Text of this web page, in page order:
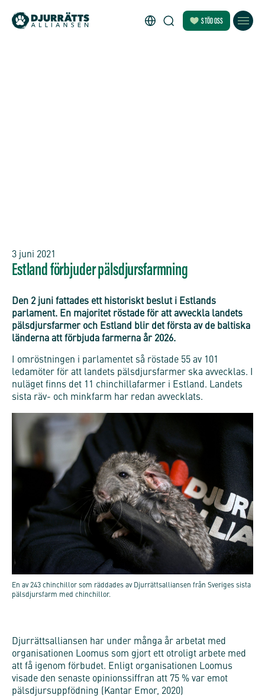
STÖD OSS
3 juni 2021
Estland förbjuder pälsdjursfarmning
Den 2 juni fattades ett historiskt beslut i Estlands
parlament. En majoritet röstade för att avveckla landets
pälsdjursfarmer och Estland blir det första av de baltiska
länderna att förbjuda farmerna år 2026.
I omröstningen i parlamentet så röstade 55 av 101
ledamöter för att landets pälsdjursfarmer ska avvecklas. I
nuläget finns det 11 chinchillafarmer i Estland. Landets
sista räv- och minkfarm har redan avvecklats.
En av 243 chinchillor som räddades av Djurrättsalliansen från Sveriges sista
pälsdjursfarm med chinchillor.
Djurrättsalliansen har under många år arbetat med
organisationen Loomus som gjort ett otroligt arbete med
att få igenom förbudet. Enligt organisationen Loomus
visade den senaste opinionssiffran att 75 % var emot
pälsdjursuppfödning (Kantar Emor, 2020)